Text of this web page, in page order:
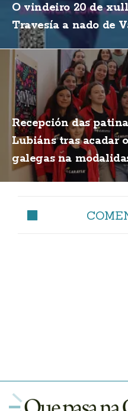
O vindeiro 20 de
Travesía a nado de
Recepción das
Lubiáns tras acadar
galegas na